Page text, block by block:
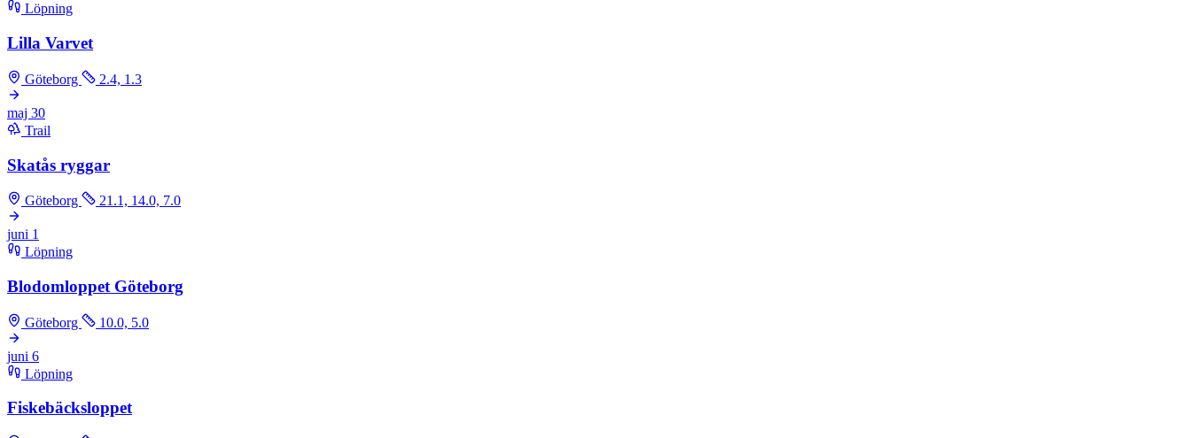
Löpning
Lilla Varvet
Göteborg 2.4, 1.3
maj 30
Trail
Skatås ryggar
Göteborg 21.1, 14.0, 7.0
juni 1
Löpning
Blodomloppet Göteborg
Göteborg 10.0, 5.0
juni 6
Löpning
Fiskebäcksloppet